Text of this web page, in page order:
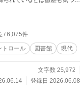
いく。
/ 6,075件
トロール 図書館 現代
文字数 25,972
登録日 2026.06.08